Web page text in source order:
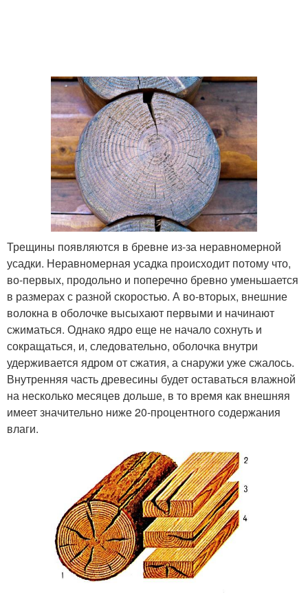
Трещины появляются в бревне из-за неравномерной
усадки. Неравномерная усадка происходит потому что,
во-первых, продольно и поперечно бревно уменьшается
в размерах с разной скоростью. А во-вторых, внешние
волокна в оболочке высыхают первыми и начинают
сжиматься. Однако ядро еще не начало сохнуть и
сокращаться, и, следовательно, оболочка внутри
удерживается ядром от сжатия, а снаружи уже сжалось.
Внутренняя часть древесины будет оставаться влажной
на несколько месяцев дольше, в то время как внешняя
имеет значительно ниже 20-процентного содержания
влаги.